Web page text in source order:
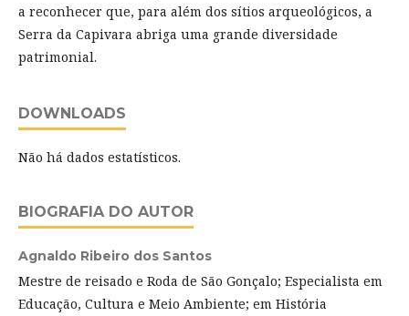
a reconhecer que, para além dos sítios arqueológicos, a
Serra da Capivara abriga uma grande diversidade
patrimonial.
DOWNLOADS
Não há dados estatísticos.
BIOGRAFIA DO AUTOR
Agnaldo Ribeiro dos Santos
Mestre de reisado e Roda de São Gonçalo; Especialista em
Educação, Cultura e Meio Ambiente; em História